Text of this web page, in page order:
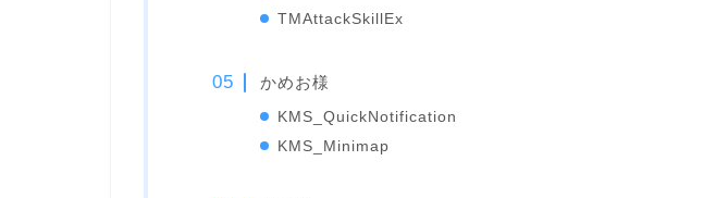
TMAttackSkillEx
かめお様
KMS_QuickNotification
KMS_Minimap